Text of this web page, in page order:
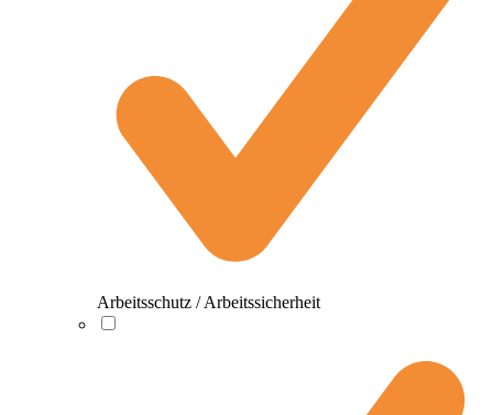
Arbeitsschutz / Arbeitssicherheit